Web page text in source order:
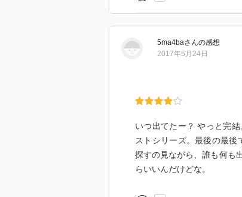
5ma4baさんの感想
2017年5月24日
いつ出てたー？ やっと完
ストシリーズ。最後の最
探すの見ながら、誰も何も
らいいんだけどな。